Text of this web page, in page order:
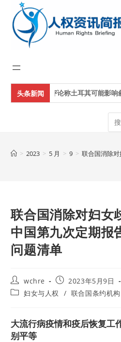
content
头条新闻
评论称土耳其可能影响叙利亚
> 2023 > 5 月 > 9 > 联合国消除
联合国消除对妇女
中国第九次定期报
问题清单
Post
author:
wchre
Post
published:
2023年5月9日
Post妇女与人权 / 联合国条约机构
大流行病疫情和疫后恢复工
别平等